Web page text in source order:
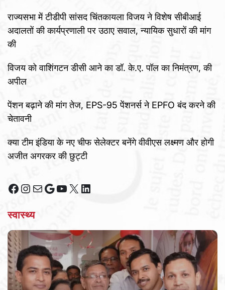
राज्यसभा में टीडीपी सांसद चिंतकायला विजय ने विशेष सीबीआई
अदालतों की कार्यप्रणाली पर उठाए सवाल, न्यायिक सुधारों की मांग
की
विजय को वाशिंगटन डीसी आने का डॉ. के.ए. पॉल का निमंत्रण, की
अपील
पेंशन बढ़ाने की मांग तेज, EPS-95 पेंशनर्स ने EPFO बंद करने की
चेतावनी
क्या टीम इंडिया के नए चीफ सेलेक्टर बनेंगे वीवीएस लक्ष्मण और होगी
अजीत अगरकर की छुट्टी
Facebook
Instagram
MailGoogle
YouTube
X LinkedIn
स्वास्थ्य